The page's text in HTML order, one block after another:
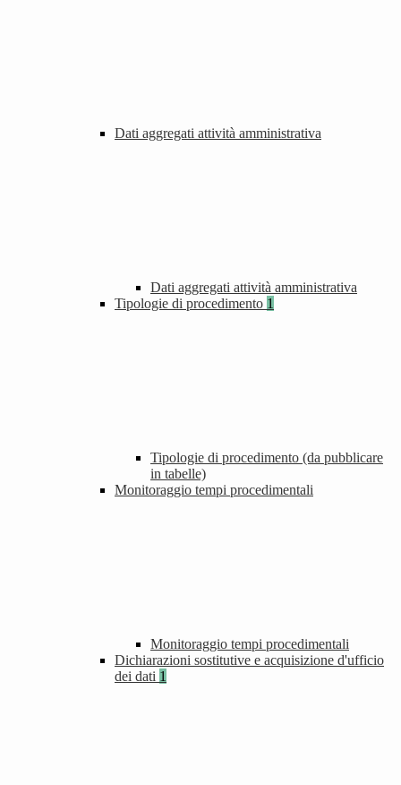
Dati aggregati attività amministrativa
Dati aggregati attività amministrativa
Tipologie di procedimento 1
Tipologie di procedimento (da pubblicare
in tabelle)
Monitoraggio tempi procedimentali
Monitoraggio tempi procedimentali
Dichiarazioni sostitutive e acquisizione d'ufficio
dei dati 1